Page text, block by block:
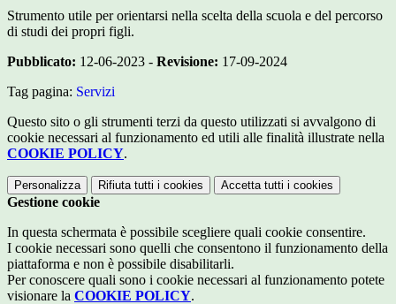
Strumento utile per orientarsi nella scelta della scuola e del percorso
di studi dei propri figli.
Pubblicato: 12-06-2023 - Revisione: 17-09-2024
Tag pagina: Servizi
Questo sito o gli strumenti terzi da questo utilizzati si avvalgono di
cookie necessari al funzionamento ed utili alle finalità illustrate nella
COOKIE POLICY.
Personalizza Rifiuta tutti i cookies Accetta tutti i cookies
Gestione cookie
In questa schermata è possibile scegliere quali cookie consentire.
I cookie necessari sono quelli che consentono il funzionamento della
piattaforma e non è possibile disabilitarli.
Per conoscere quali sono i cookie necessari al funzionamento potete
visionare la COOKIE POLICY.